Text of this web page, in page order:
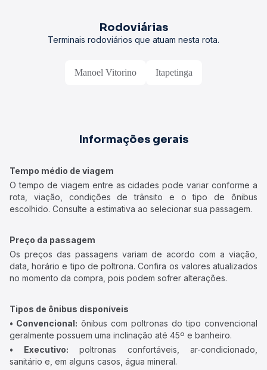
Rodoviárias
Terminais rodoviários que atuam nesta rota.
Manoel Vitorino Itapetinga
Informações gerais
Tempo médio de viagem
O tempo de viagem entre as cidades pode variar conforme a
rota, viação, condições de trânsito e o tipo de ônibus
escolhido. Consulte a estimativa ao selecionar sua passagem.
Preço da passagem
Os preços das passagens variam de acordo com a viação,
data, horário e tipo de poltrona. Confira os valores atualizados
no momento da compra, pois podem sofrer alterações.
Tipos de ônibus disponíveis
• Convencional: ônibus com poltronas do tipo convencional
geralmente possuem uma inclinação até 45º e banheiro.
• Executivo: poltronas confortáveis, ar-condicionado,
sanitário e, em alguns casos, água mineral.